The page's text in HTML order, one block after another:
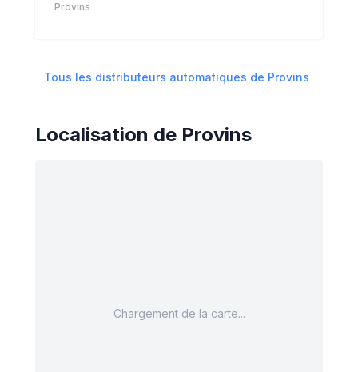
Provins
Tous les distributeurs automatiques de Provins
Localisation de Provins
Chargement de la carte...